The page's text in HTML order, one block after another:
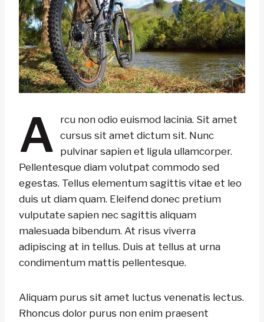
A
rcu non odio euismod lacinia. Sit amet
cursus sit amet dictum sit. Nunc
pulvinar sapien et ligula ullamcorper.
Pellentesque diam volutpat commodo sed
egestas. Tellus elementum sagittis vitae et leo
duis ut diam quam. Eleifend donec pretium
vulputate sapien nec sagittis aliquam
malesuada bibendum. At risus viverra
adipiscing at in tellus. Duis at tellus at urna
condimentum mattis pellentesque.
Aliquam purus sit amet luctus venenatis lectus.
Rhoncus dolor purus non enim praesent